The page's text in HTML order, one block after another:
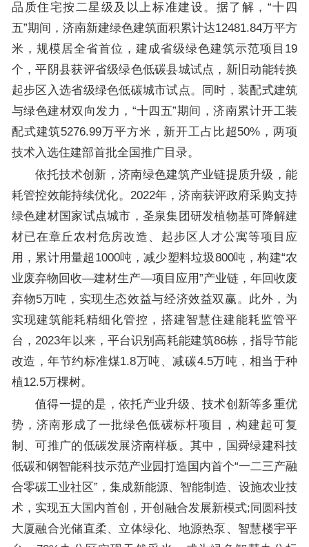
品质住宅按二星级及以上标准建设。据了解，“十四
五”期间，济南新建绿色建筑面积累计达12481.84万平方
米，规模居全省首位，建成省级绿色建筑示范项目19
个，平阴县获评省级绿色低碳县城试点，新旧动能转换
起步区入选省级绿色低碳城市试点。同时，装配式建筑
与绿色建材双向发力，“十四五”期间，济南累计开工装
配式建筑5276.99万平方米，新开工占比超50%，两项
技术入选住建部首批全国推广目录。
依托技术创新，济南绿色建筑产业链提质升级，能
耗管控效能持续优化。2022年，济南获评政府采购支持
绿色建材国家试点城市，圣泉集团研发植物基可降解建
材已在章丘农村危房改造、起步区人才公寓等项目应
用，累计用量超1000吨，减少塑料垃圾800吨，构建“农
业废弃物回收—建材生产—项目应用”产业链，年回收废
弃物5万吨，实现生态效益与经济效益双赢。此外，为
实现建筑能耗精细化管控，搭建智慧住建能耗监管平
台，2023年以来，平台识别高耗能建筑86栋，指导节能
改造，年节约标准煤1.8万吨、减碳4.5万吨，相当于种
植12.5万棵树。
值得一提的是，依托产业升级、技术创新等多重优
势，济南形成了一批绿色低碳标杆项目，构建起可复
制、可推广的低碳发展济南样板。其中，国舜绿建科技
低碳和钢智能科技示范产业园打造国内首个“一二三产融
合零碳工业社区”，集成新能源、智能制造、设施农业技
术，实现五大国内首创，开创融合发展新模式;同圆科技
大厦融合光储直柔、立体绿化、地源热泵、智慧楼宇平